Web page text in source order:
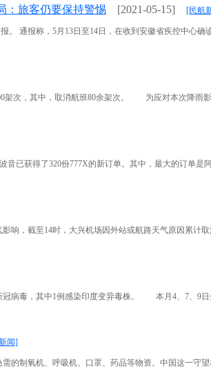
：旅客仍要保持警惕 [2021-05-15] [民航
通报称，5月13日至14日，在收到安徽省疾控中心确
次，其中，取消航班80余架次。 为应对本次降雨影
获得了320份777X的新订单。其中，最大的订单是
，截至14时，大兴机场因外站或航路天气原因累计取
病毒，其中1例感染印度变异毒株。 本月4、7、9日
闻]
制氧机、呼吸机、口罩、药品等物资。中国这一守望